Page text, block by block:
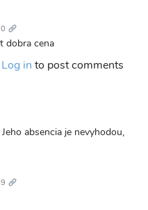
odkaz
dobra cena
Log in to post comments
absencia je nevyhodou,
odkaz